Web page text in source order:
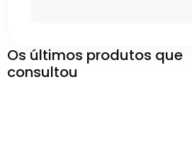
Os últimos produtos que
consultou